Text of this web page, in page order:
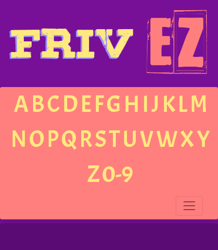
ABCDEFGH IJ KLM
NOPQRSTUVWXY
Z0-9